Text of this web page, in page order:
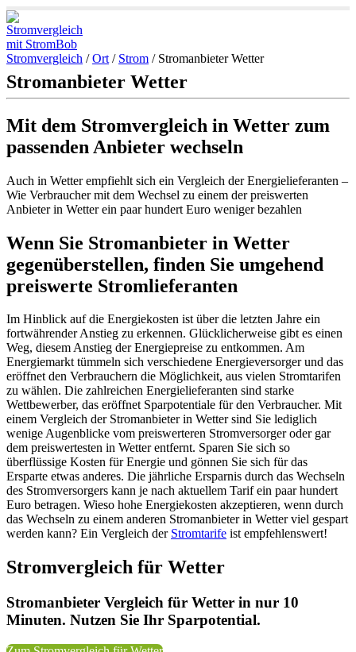
Stromvergleich /Ort / Strom / Stromanbieter Wetter
Stromanbieter Wetter
Mit dem Stromvergleich in Wetter zum
passenden Anbieter wechseln
Auch in Wetter empfiehlt sich ein Vergleich der Energielieferanten –
Wie Verbraucher mit dem Wechsel zu einem der preiswerten
Anbieter in Wetter ein paar hundert Euro weniger bezahlen
Wenn Sie Stromanbieter in Wetter
gegenüberstellen, finden Sie umgehend
preiswerte Stromlieferanten
Im Hinblick auf die Energiekosten ist über die letzten Jahre ein
fortwährender Anstieg zu erkennen. Glücklicherweise gibt es einen
Weg, diesem Anstieg der Energiepreise zu entkommen. Am
Energiemarkt tümmeln sich verschiedene Energieversorger und das
eröffnet den Verbrauchern die Möglichkeit, aus vielen Stromtarifen
zu wählen. Die zahlreichen Energielieferanten sind starke
Wettbewerber, das eröffnet Sparpotentiale für den Verbraucher. Mit
einem Vergleich der Stromanbieter in Wetter sind Sie lediglich
wenige Augenblicke vom preiswerteren Stromversorger oder gar
dem preiswertesten in Wetter entfernt. Sparen Sie sich so
überflüssige Kosten für Energie und gönnen Sie sich für das
Ersparte etwas anderes. Die jährliche Ersparnis durch das Wechseln
des Stromversorgers kann je nach aktuellem Tarif ein paar hundert
Euro betragen. Wieso hohe Energiekosten akzeptieren, wenn durch
das Wechseln zu einem anderen Stromanbieter in Wetter viel gespart
werden kann? Ein Vergleich der Stromtarife ist empfehlenswert!
Stromvergleich für Wetter
Stromanbieter Vergleich für Wetter in nur 10
Minuten. Nutzen Sie Ihr Sparpotential.